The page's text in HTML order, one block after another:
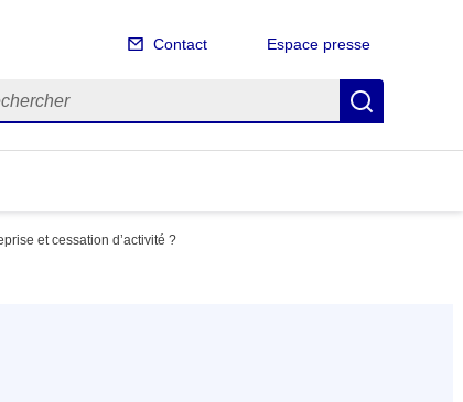
Contact Espace presse
et cessation d’activité ?